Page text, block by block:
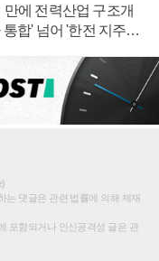
만에 전력산업 구조개
합' 넘어 '한전 지주사'
는 댓글은 관련 법률에 의해 제재
포함되거나 인신공격성 글은 관